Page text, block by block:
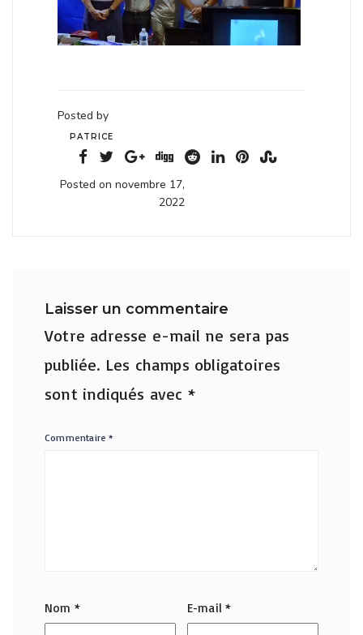
Posted by
PATRICE
Posted on novembre 17,
2022
Laisser un commentaire
Votre adresse e-mail ne sera pas
publiée. Les champs obligatoires
sont indiqués avec *
Commentaire*
Nom * E-mail*